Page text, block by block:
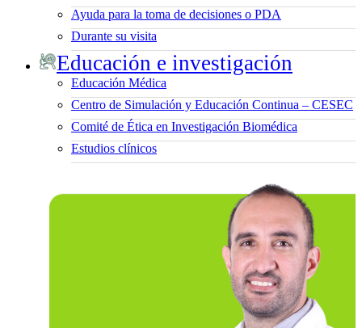
Ayuda para la toma de decisiones o PDA
Durante su visita
Educación e investigación
Educación Médica
Centro de Simulación y Educación Continua – CESEC
Comité de Ética en Investigación Biomédica
Estudios clínicos